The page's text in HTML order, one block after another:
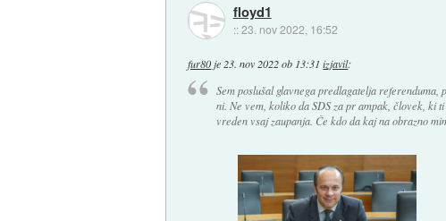
floyd1
::23. nov 2022, 16:52
fur80 je 23. nov 2022 ob 13:31 izjavil:
Sem poslušal glavnega predlagatelja
ni. Ne vem, koliko da SDS za pr ampak, človek, ki
vreden vsaj zaupanja. Če kdo da kaj na obrazno